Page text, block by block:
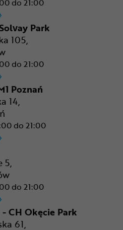
do 21:00
Gdańsk - Morski Park
Park
105,
do 21:00
Kraków - Solvay Park
Poznań
14,
do 21:00
Poznań - M1 Poznań
5,
do 21:00
Rzeszów
- CH Okęcie Park
61,